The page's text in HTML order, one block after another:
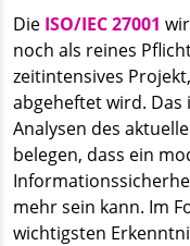
Die ISO/IEC 27001
noch als reines
zeitintensives
abgeheftet wird. Das
Analysen des
belegen, dass ein
mehr sein kann. Im
wichtigsten